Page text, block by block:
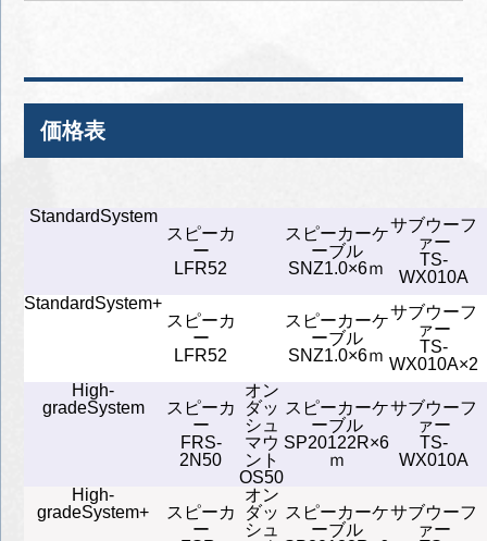
価格表
StandardSystem
スピーカ
ー
LFR52
スピーカーケ
ーブル
SNZ1.0×6ｍ
サブウーフ
ァー
TS-
WX010A
StandardSystem+
スピーカ
ー
LFR52
スピーカーケ
ーブル
SNZ1.0×6ｍ
サブウーフ
ァー
TS-
WX010A×2
High-
gradeSystem
スピーカ
ー
FRS-
2N50
オン
ダッ
シュ
マウ
ント
OS50
スピーカーケ
ーブル
SP20122R×6
ｍ
サブウーフ
ァー
TS-
WX010A
High-
gradeSystem+
スピーカ
ー
オン
ダッ
シュ
スピーカーケ
ーブル
サブウーフ
ァー